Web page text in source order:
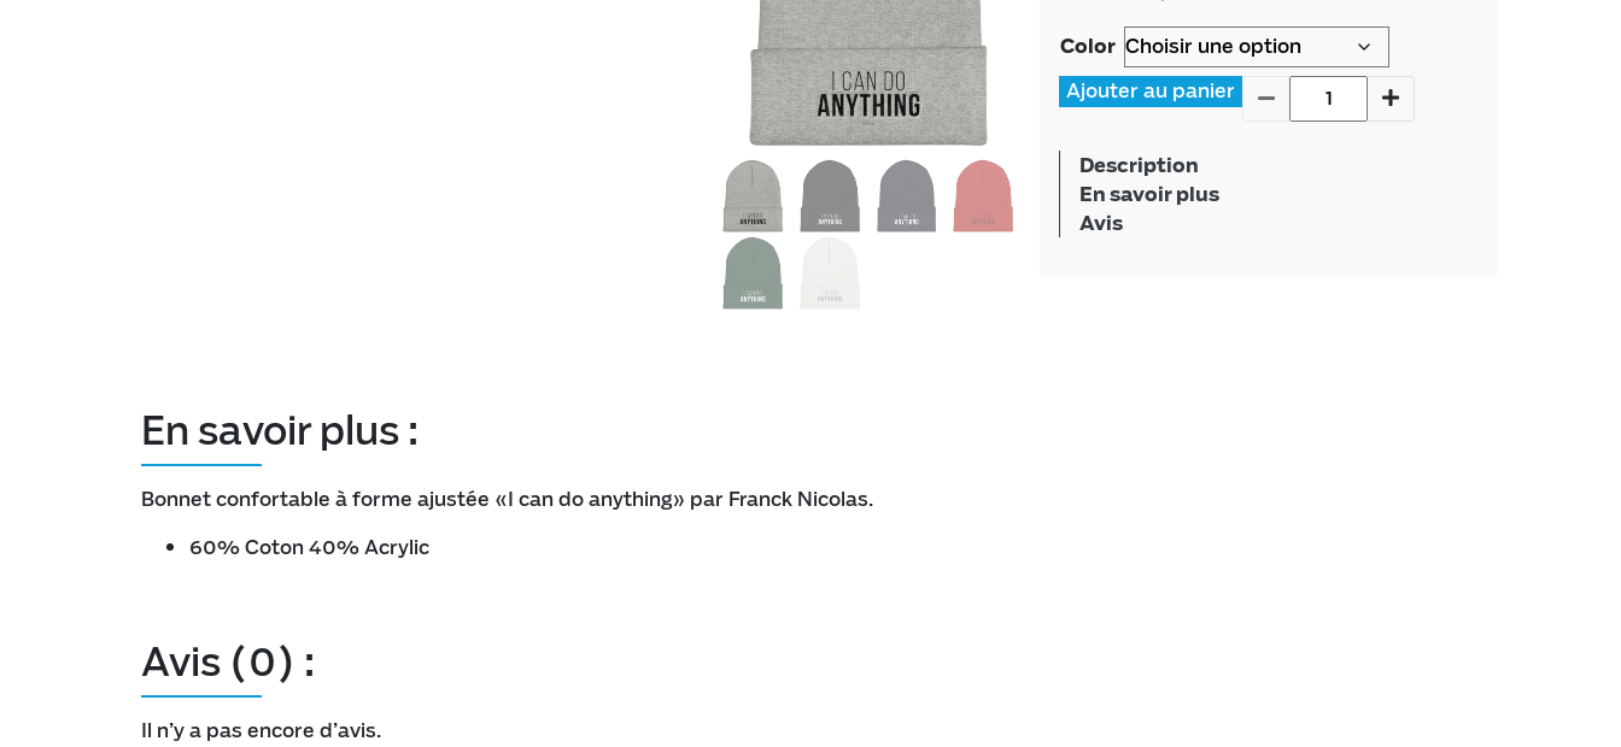
Color
Ajouter au panier
Description
En savoir plus
Avis
En savoir plus :
Bonnet confortable à forme ajustée «I can do anything» par Franck Nicolas.
60% Coton 40% Acrylic
Avis (0) :
Il n’y a pas encore d’avis.